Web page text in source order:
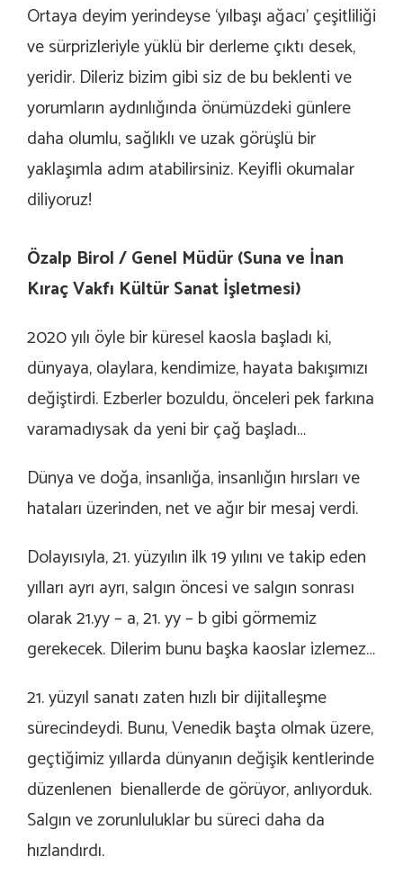
Ortaya deyim yerindeyse ‘yılbaşı ağacı’ çeşitliliği
ve sürprizleriyle yüklü bir derleme çıktı desek,
yeridir. Dileriz bizim gibi siz de bu beklenti ve
yorumların aydınlığında önümüzdeki günlere
daha olumlu, sağlıklı ve uzak görüşlü bir
yaklaşımla adım atabilirsiniz. Keyifli okumalar
diliyoruz!
Özalp Birol /Genel Müdür (Suna ve İnan
Kıraç Vakfı Kültür Sanat İşletmesi)
2020 yılı öyle bir küresel kaosla başladı ki,
dünyaya, olaylara, kendimize, hayata bakışımızı
değiştirdi. Ezberler bozuldu, önceleri pek farkına
varamadıysak da yeni bir çağ başladı…
Dünya ve doğa, insanlığa, insanlığın hırsları ve
hataları üzerinden, net ve ağır bir mesaj verdi.
Dolayısıyla, 21. yüzyılın ilk 19 yılını ve takip eden
yılları ayrı ayrı, salgın öncesi ve salgın sonrası
olarak 21.yy – a, 21. yy – b gibi görmemiz
gerekecek. Dilerim bunu başka kaoslar izlemez…
21. yüzyıl sanatı zaten hızlı bir dijitalleşme
sürecindeydi. Bunu, Venedik başta olmak üzere,
geçtiğimiz yıllarda dünyanın değişik kentlerinde
düzenlenen bienallerde de görüyor, anlıyorduk.
Salgın ve zorunluluklar bu süreci daha da
hızlandırdı.